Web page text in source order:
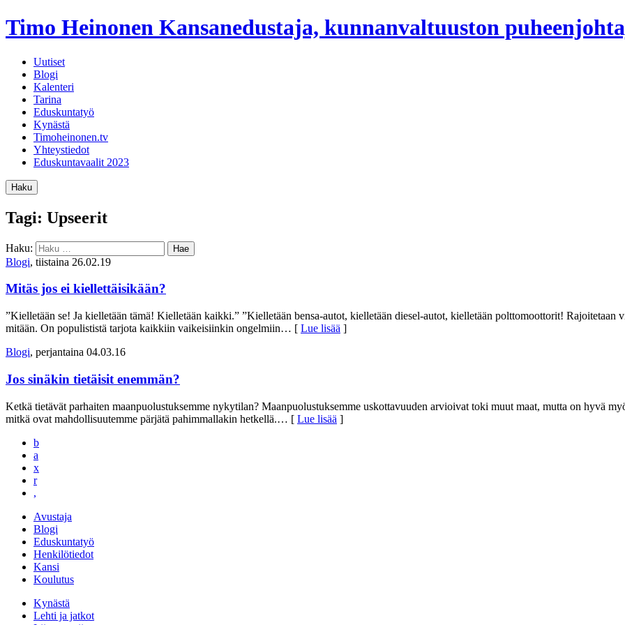
Timo Heinonen Kansanedustaja, kunnanvaltuuston
Uutiset
Blogi
Kalenteri
Tarina
Eduskuntatyö
Kynästä
Timoheinonen.tv
Yhteystiedot
Eduskuntavaalit 2023
Haku
Tagi: Upseerit
Haku:
Blogi, tiistaina 26.02.19
Mitäs jos ei kiellettäisikään?
”Kielletään se! Ja kielletään tämä! Kielletään kaikki.” ”Kielletään bensa-autot, kielletään diesel-autot, kielletään polttomoottorit!
mitään. On populististä tarjota kaikkiin vaikeisiinkin ongelmiin… [ Lue lisää ]
Blogi, perjantaina 04.03.16
Jos sinäkin tietäisit enemmän?
Ketkä tietävät parhaiten maanpuolustuksemme nykytilan? Maanpuolustuksemme uskottavuuden arvioivat toki muut maat, mutta on hyvä
mitkä ovat mahdollisuutemme pärjätä pahimmallakin hetkellä.… [ Lue lisää ]
b
a
x
r
,
Avustaja
Blogi
Eduskuntatyö
Henkilötiedot
Kansi
Koulutus
Kynästä
Lehti ja jatkot